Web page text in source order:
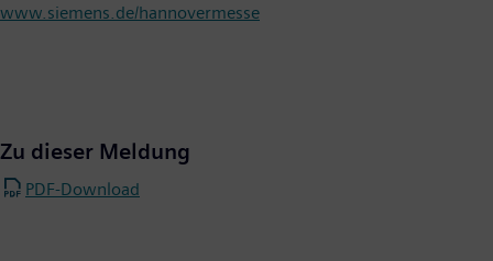
www.siemens.de/hannovermesse
Zu dieser Meldung
PDF-Download